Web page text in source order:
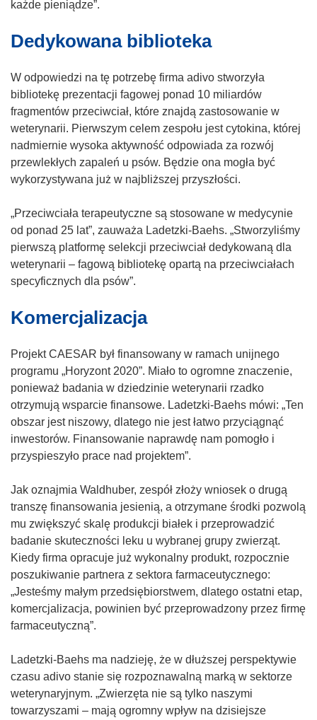
w
m
każde pieniądze”.
Dedykowana biblioteka
W odpowiedzi na tę potrzebę firma adivo stworzyła
bibliotekę prezentacji fagowej ponad 10 miliardów
fragmentów przeciwciał, które znajdą zastosowanie w
weterynarii. Pierwszym celem zespołu jest cytokina, której
nadmiernie wysoka aktywność odpowiada za rozwój
przewlekłych zapaleń u psów. Będzie ona mogła być
wykorzystywana już w najbliższej przyszłości.
„Przeciwciała terapeutyczne są stosowane w medycynie
od ponad 25 lat”, zauważa Ladetzki-Baehs. „Stworzyliśmy
pierwszą platformę selekcji przeciwciał dedykowaną dla
weterynarii – fagową bibliotekę opartą na przeciwciałach
specyficznych dla psów”.
Komercjalizacja
Projekt CAESAR był finansowany w ramach unijnego
programu „Horyzont 2020”. Miało to ogromne znaczenie,
ponieważ badania w dziedzinie weterynarii rzadko
otrzymują wsparcie finansowe. Ladetzki-Baehs mówi: „Ten
obszar jest niszowy, dlatego nie jest łatwo przyciągnąć
inwestorów. Finansowanie naprawdę nam pomogło i
przyspieszyło prace nad projektem”.
Jak oznajmia Waldhuber, zespół złoży wniosek o drugą
transzę finansowania jesienią, a otrzymane środki pozwolą
mu zwiększyć skalę produkcji białek i przeprowadzić
badanie skuteczności leku u wybranej grupy zwierząt.
Kiedy firma opracuje już wykonalny produkt, rozpocznie
poszukiwanie partnera z sektora farmaceutycznego:
„Jesteśmy małym przedsiębiorstwem, dlatego ostatni etap,
komercjalizacja, powinien być przeprowadzony przez firmę
farmaceutyczną”.
Ladetzki-Baehs ma nadzieję, że w dłuższej perspektywie
czasu adivo stanie się rozpoznawalną marką w sektorze
weterynaryjnym. „Zwierzęta nie są tylko naszymi
towarzyszami – mają ogromny wpływ na dzisiejsze